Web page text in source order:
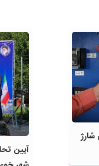
آیین